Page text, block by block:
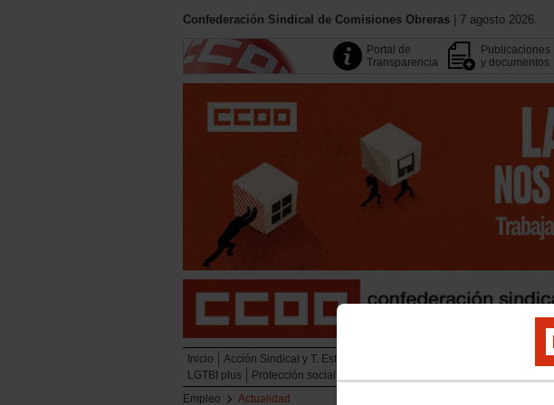
Confederación Sindical de Comisiones Obreras | 7 agosto 2026.
Portal de
Transparencia
Publicaciones
y documentos
Inicio Acción Sindical y T. Estratégicas
LGTBI plus
Protección social
Empleo
Actualidad